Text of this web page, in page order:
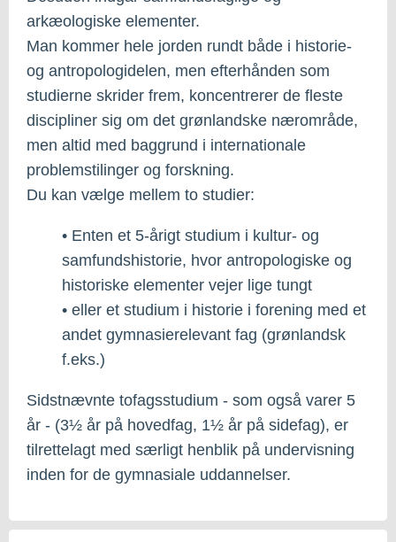
arkæologiske elementer.
Man kommer hele jorden rundt både i historie-
og antropologidelen, men efterhånden som
studierne skrider frem, koncentrerer de fleste
discipliner sig om det grønlandske nærområde,
men altid med baggrund i internationale
problemstilinger og forskning.
Du kan vælge mellem to studier:
• Enten et 5-årigt studium i kultur- og
samfundshistorie, hvor antropologiske og
historiske elementer vejer lige tungt
• eller et studium i historie i forening med et
andet gymnasierelevant fag (grønlandsk
f.eks.)
Sidstnævnte tofagsstudium - som også varer 5
år - (3½ år på hovedfag, 1½ år på sidefag), er
tilrettelagt med særligt henblik på undervisning
inden for de gymnasiale uddannelser.